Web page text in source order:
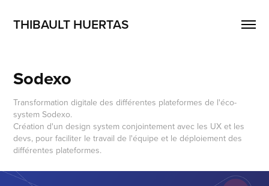
THIBAULT HUERTAS
Sodexo
Transformation digitale des différentes plateformes de l'éco-
system Sodexo.
Création d'un design system conjointement avec les UX et les
devs, pour faciliter le travail de l'équipe et le déploiement des
différentes plateformes.